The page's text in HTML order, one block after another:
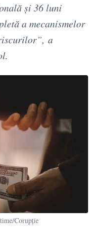
și 36 luni
a mecanismelor
a
Corupție